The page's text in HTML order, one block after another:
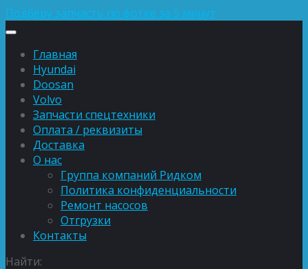
Подберу запчасть по фотке за 5 минут
Главная
Hyundai
Doosan
Volvo
Запчасти спецтехники
Оплата / реквизиты
Доставка
О нас
Группа компаний Ридком
Политика конфиденциальности
Ремонт насосов
Отгрузки
Контакты
Найти: